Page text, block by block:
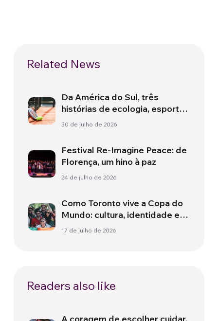
Related News
Da América do Sul, três
histórias de ecologia, esporte
e saúde
30 de julho de 2026
Festival Re-Imagine Peace: de
Florença, um hino à paz
24 de julho de 2026
Como Toronto vive a Copa do
Mundo: cultura, identidade e
política para além do campo
17 de julho de 2026
Readers also like